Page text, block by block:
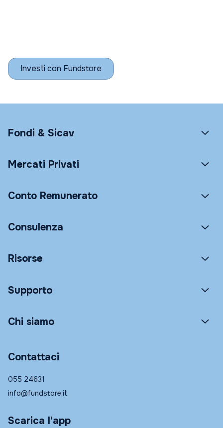
Investi con Fundstore
Fondi & Sicav
Mercati Privati
Conto Remunerato
Consulenza
Risorse
Supporto
Chi siamo
Contattaci
055 24631
info@fundstore.it
Scarica l'app